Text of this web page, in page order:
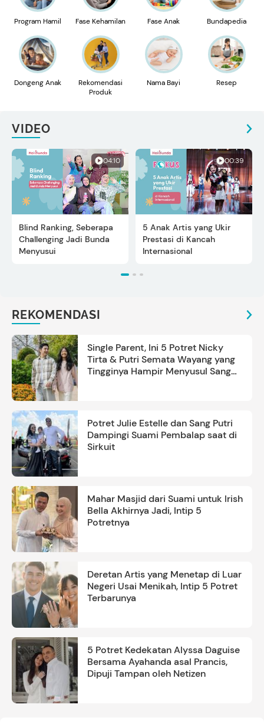
Program Hamil Fase Kehamilan Fase Anak Bundapedia
Dongeng Anak
Rekomendasi
Produk
Nama Bayi Resep
VIDEO
04:10
Blind Ranking, Seberapa
Challenging Jadi Bunda
Menyusui
00:39
5 Anak Artis yang Ukir
Prestasi di Kancah
Internasional
REKOMENDASI
Single Parent, Ini 5 Potret Nicky
Tirta & Putri Semata Wayang yang
Tingginya Hampir Menyusul Sang
Potret Julie Estelle dan Sang Putri
Dampingi Suami Pembalap saat di
Sirkuit
Mahar Masjid dari Suami untuk Irish
Bella Akhirnya Jadi, Intip 5
Potretnya
Deretan Artis yang Menetap di Luar
Negeri Usai Menikah, Intip 5 Potret
Terbarunya
5 Potret Kedekatan Alyssa Daguise
Bersama Ayahanda asal Prancis,
Dipuji Tampan oleh Netizen